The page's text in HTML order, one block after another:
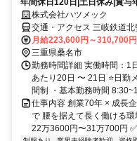
年間休日120日|土日休み|賞与
株式会社ハツメック
交通・アクセス 三岐鉄道
月給223,600円～310,700円
三重県桑名市
勤務時間詳細 実働時間：1
あたり20日 〜 21日 ⭐日勤
間制 ・基本勤務時間
仕事内容 創業70年 × 成長
で 腰を据えて長く働ける
22万3600円〜31万700円